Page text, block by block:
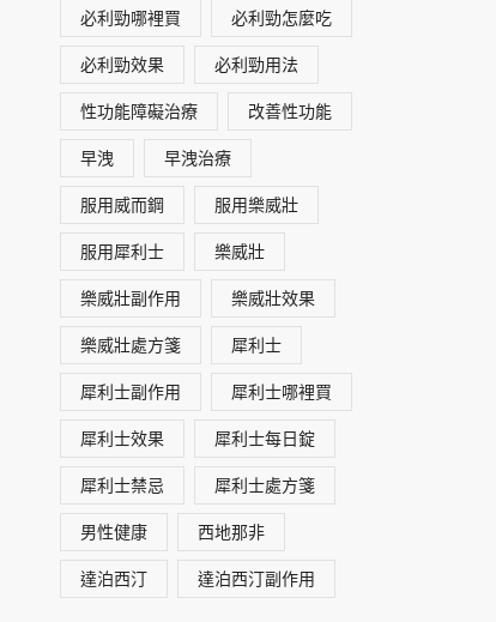
必利勁哪裡買 必利勁怎麼吃
必利勁效果 必利勁用法
性功能障礙治療 改善性功能
早洩 早洩治療
服用威而鋼 服用樂威壯
服用犀利士 樂威壯
樂威壯副作用 樂威壯效果
樂威壯處方箋 犀利士
犀利士副作用 犀利士哪裡買
犀利士效果 犀利士每日錠
犀利士禁忌 犀利士處方箋
男性健康 西地那非
達泊西汀 達泊西汀副作用